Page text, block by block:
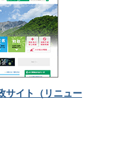
サイト（リニュー